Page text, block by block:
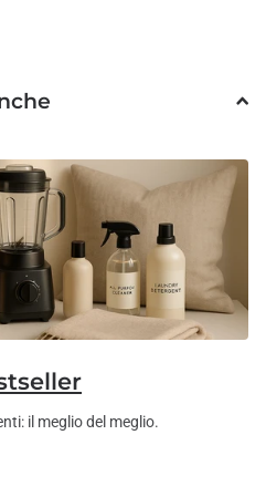
il meglio del meglio.